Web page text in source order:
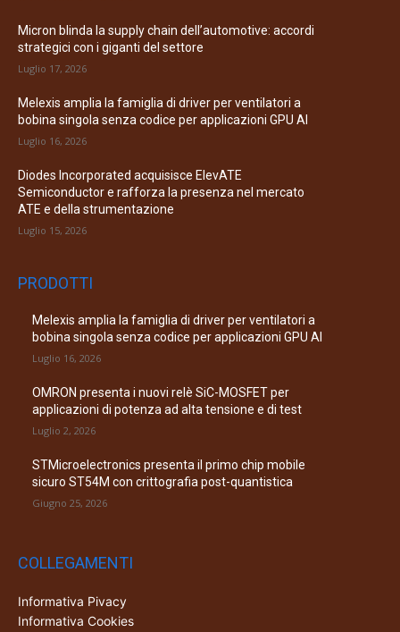
Micron blinda la supply chain dell’automotive: accordi
strategici con i giganti del settore
Luglio 17, 2026
Melexis amplia la famiglia di driver per ventilatori a
bobina singola senza codice per applicazioni GPU AI
Luglio 16, 2026
Diodes Incorporated acquisisce ElevATE
Semiconductor e rafforza la presenza nel mercato
ATE e della strumentazione
Luglio 15, 2026
PRODOTTI
Melexis amplia la famiglia di driver per ventilatori a
bobina singola senza codice per applicazioni GPU AI
Luglio 16, 2026
OMRON presenta i nuovi relè SiC-MOSFET per
applicazioni di potenza ad alta tensione e di test
Luglio 2, 2026
STMicroelectronics presenta il primo chip mobile
sicuro ST54M con crittografia post-quantistica
Giugno 25, 2026
COLLEGAMENTI
Informativa Pivacy
Informativa Cookies